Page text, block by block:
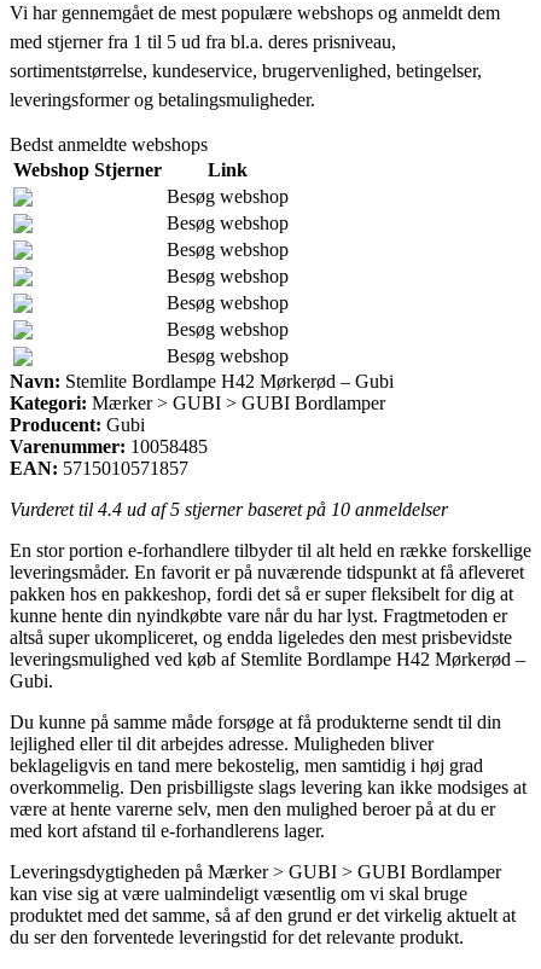
Vi har gennemgået de mest populære webshops og anmeldt dem
med stjerner fra 1 til 5 ud fra bl.a. deres prisniveau,
sortimentstørrelse, kundeservice, brugervenlighed, betingelser,
leveringsformer og betalingsmuligheder.
Bedst anmeldte webshops
Webshop Stjerner
Link
Besøg webshop
Besøg webshop
Besøg webshop
Besøg webshop
Besøg webshop
Besøg webshop
Besøg webshop
Navn: Stemlite Bordlampe H42 Mørkerød – Gubi
Kategori: Mærker > GUBI > GUBI Bordlamper
Producent: Gubi
Varenummer: 10058485
EAN: 5715010571857
Vurderet til 4.4 ud af 5 stjerner baseret på 10 anmeldelser
En stor portion e-forhandlere tilbyder til alt held en række forskellige
leveringsmåder. En favorit er på nuværende tidspunkt at få afleveret
pakken hos en pakkeshop, fordi det så er super fleksibelt for dig at
kunne hente din nyindkøbte vare når du har lyst. Fragtmetoden er
altså super ukompliceret, og endda ligeledes den mest prisbevidste
leveringsmulighed ved køb af Stemlite Bordlampe H42 Mørkerød –
Gubi.
Du kunne på samme måde forsøge at få produkterne sendt til din
lejlighed eller til dit arbejdes adresse. Muligheden bliver
beklageligvis en tand mere bekostelig, men samtidig i høj grad
overkommelig. Den prisbilligste slags levering kan ikke modsiges at
være at hente varerne selv, men den mulighed beroer på at du er
med kort afstand til e-forhandlerens lager.
Leveringsdygtigheden på Mærker > GUBI > GUBI Bordlamper
kan vise sig at være ualmindeligt væsentlig om vi skal bruge
produktet med det samme, så af den grund er det virkelig aktuelt at
du ser den forventede leveringstid for det relevante produkt.